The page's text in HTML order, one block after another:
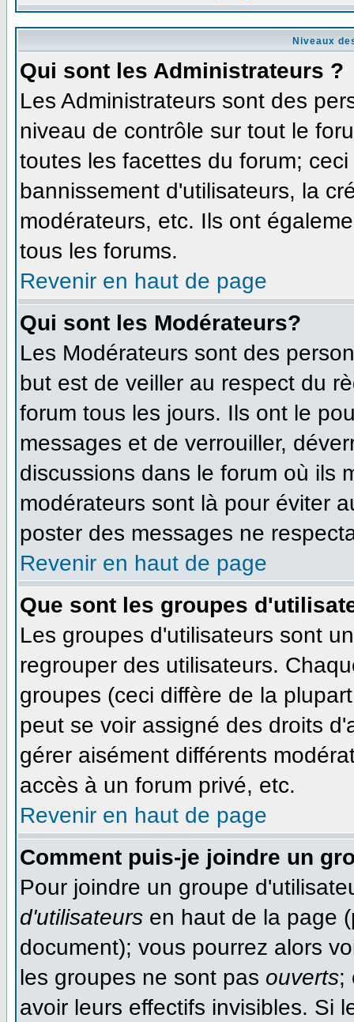
Niveaux
Qui sont les Administrateurs ?
Les Administrateurs sont des
niveau de contrôle sur tout le
toutes les facettes du forum;
bannissement d'utilisateurs, la
modérateurs, etc. Ils ont
tous les forums.
Revenir en haut de page
Qui sont les Modérateurs?
Les Modérateurs sont des
but est de veiller au respect du
forum tous les jours. Ils ont le
messages et de verrouiller,
discussions dans le forum où ils
modérateurs sont là pour éviter
poster des messages ne
Revenir en haut de page
Que sont les groupes
Les groupes d'utilisateurs sont
regrouper des utilisateurs.
groupes (ceci diffère de la
peut se voir assigné des droits
gérer aisément différents
accès à un forum privé, etc.
Revenir en haut de page
Comment puis-je joindre un
Pour joindre un groupe
d'utilisateurs en haut de la page
document); vous pourrez alors
les groupes ne sont pas ouverts;
avoir leurs effectifs invisibles. Si